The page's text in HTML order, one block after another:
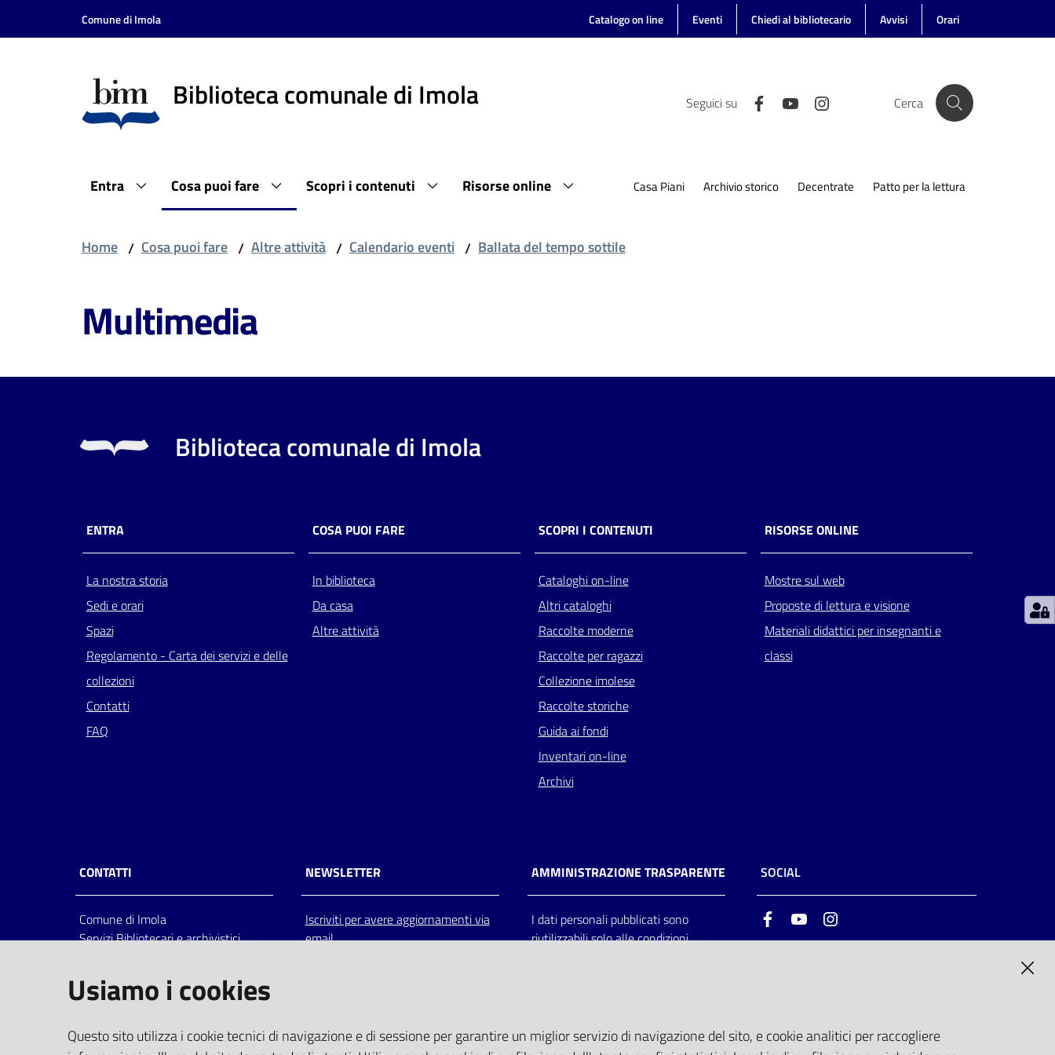
Vai al contenuto
Vai alla navigazione
Comune di Imola Catalogo on line Eventi Chiedi al bibliotecario Avvisi Orari
Biblioteca comunale di Imola Seguici su Cerca
Entra Cosa puoi fare Scopri i contenuti Risorse online Casa Piani Archivio storico Decentrate Patto per la lettura
Home / Cosa puoi fare / Altre attività / Calendario eventi / Ballata del tempo sottile
Multimedia
Biblioteca comunale di Imola
ENTRA
La nostra storia
Sedi e orari
Spazi
Regolamento - Carta dei servizi e delle
collezioni
Contatti
FAQ
COSA PUOI FARE
In biblioteca
Da casa
Altre attività
SCOPRI I CONTENUTI
Cataloghi on-line
Altri cataloghi
Raccolte moderne
Raccolte per ragazzi
Collezione imolese
Raccolte storiche
Guida ai fondi
Inventari on-line
Archivi
RISORSE ONLINE
Mostre sul web
Proposte di lettura e visione
Materiali didattici per insegnanti e
classi
CONTATTI
Comune di Imola
Servizi Bibliotecari e archivistici
Italia
centralino: tel 0542.6026.36 fax
bim@comune.imola.bo.it
PEC
NEWSLETTER
Iscriviti per avere aggiornamenti via
email
AMMINISTRAZIONE TRASPARENTE
I dati personali pubblicati sono
riutilizzabili solo alle condizioni
SOCIAL
FacebookYoutube
Usiamo i cookies
Questo sito utilizza i cookie tecnici di navigazione e di sessione per garantire un miglior servizio di navigazione del sito, e cookie analitici per raccogliere